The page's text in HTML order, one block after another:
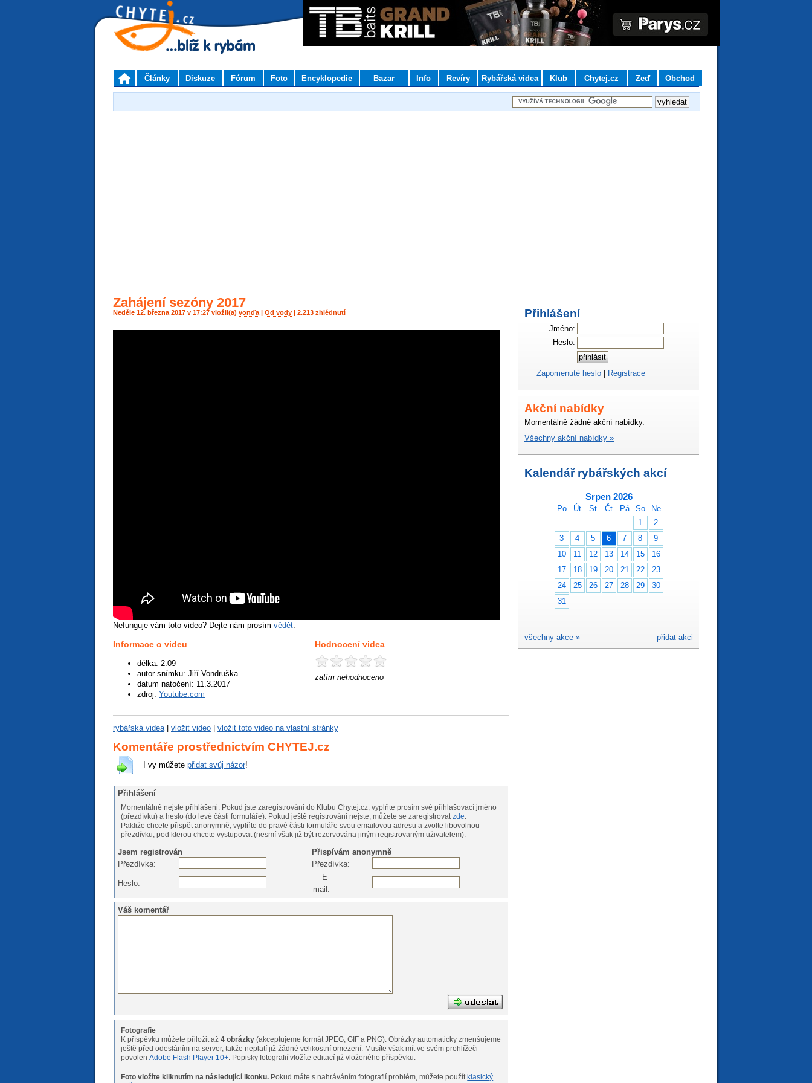
Články Diskuze Fórum Foto Encyklopedie Bazar Info Revíry Rybářská videa Klub Chytej.cz Zeď Obchod
Zahájení sezóny 2017
Neděle 12. března 2017 v 17:27 vložil(a) vonďa | Od vody | 2.213 zhlédnutí
Nefunguje vám toto video? Dejte nám prosím vědět.
Informace o videu
délka: 2:09
autor snímku: Jiří Vondruška
datum natočení: 11.3.2017
zdroj: Youtube.com
Hodnocení videa
zatím nehodnoceno
rybářská videa| vložit video vložit toto video na vlastní stránky
Komentáře prostřednictvím CHYTEJ.cz
I vy můžete přidat svůj názor!
Přihlášení
Momentálně nejste přihlášeni. Pokud jste zaregistrováni do Klubu Chytej.cz, vyplňte prosím své přihlašovací jméno
(přezdívku) a heslo (do levé části formuláře). Pokud ještě registrováni nejste, můžete se zaregistrovatzde.
Pakliže chcete přispět anonymně, vyplňte do pravé části formuláře svou emailovou adresu a zvolte libovolnou
přezdívku, pod kterou chcete vystupovat (nesmí však již být rezervována jiným registrovaným uživatelem).
Jsem registrován
Přispívám anonymně
Přezdívka:
Přezdívka:
Heslo:
E-
mail:
Váš komentář
Fotografie
K příspěvku můžete přiložit až4 obrázky (akceptujeme formát JPEG, GIF a PNG).Obrázky automaticky zmenšujeme
ještě před odesláním na server, takže neplatí již žádné velikostní omezení. Musíte však mít ve svém prohlížeči
povolenAdobe Flash Player 10+ . Popisky fotografií vložíte editací již vloženého příspěvku.
Foto vložíte kliknutím na následující ikonku. Pokud máte s nahráváním fotografií problém, můžete použít klasický
Přihlášení
Jméno:
Heslo:
Zapomenuté heslo | Registrace
Akční nabídky
Momentálně žádné akční nabídky.
Všechny akční nabídky »
Kalendář rybářských akcí
Srpen 2026
Po Út St Čt Pá So
Ne
1
2
3
4 5 6 7 8
9
10
11 12 13 14 15
16
17
18 19 20 21 22
23
24
25 26 27 28 29
30
31
přidat akci
všechny akce »